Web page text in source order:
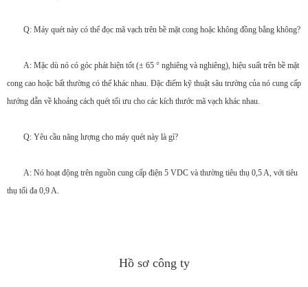
Q: Máy quét này có thể đọc mã vạch trên bề mặt cong hoặc không đồng bằng không?
A: Mặc dù nó có góc phát hiện tốt (± 65 ° nghiêng và nghiêng), hiệu suất trên bề mặt
cong cao hoặc bất thường có thể khác nhau. Đặc điểm kỹ thuật sâu trường của nó cung cấp
hướng dẫn về khoảng cách quét tối ưu cho các kích thước mã vạch khác nhau.
Q: Yêu cầu năng lượng cho máy quét này là gì?
A: Nó hoạt động trên nguồn cung cấp điện 5 VDC và thường tiêu thụ 0,5 A, với tiêu
thụ tối đa 0,9 A.
Hồ sơ công ty